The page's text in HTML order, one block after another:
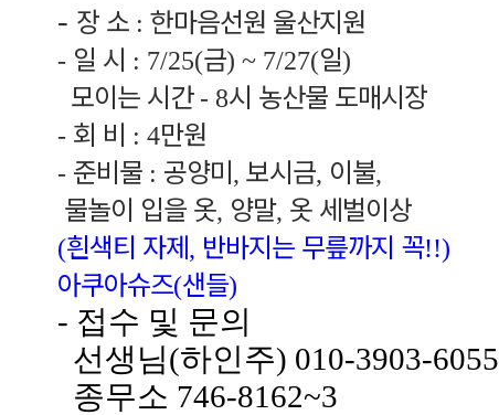
- 장 소 : 한마음선원 울산지원
- 일 시 : 7/25(금) ~ 7/27(일)
모이는 시간 - 8시 농산물 도매시장
- 회 비 : 4만원
- 준비물 : 공양미, 보시금, 이불,
물놀이 입을 옷, 양말, 옷 세벌이상
(흰색티 자제, 반바지는 무릎까지 꼭!!)
아쿠아슈즈(샌들)
- 접수 및 문의
선생님(하인주) 010-3903-6055
종무소 746-8162~3